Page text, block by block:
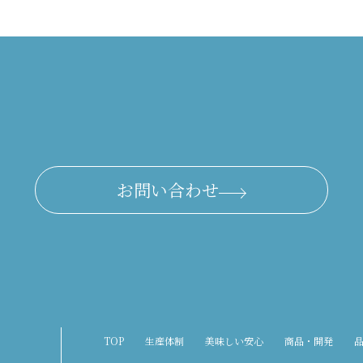
お問い合わせ
TOP 生産体制 美味しい安心 商品・開発